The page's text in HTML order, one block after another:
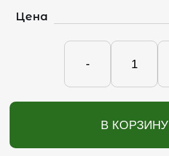
Цена
-
В КОРЗИНУ